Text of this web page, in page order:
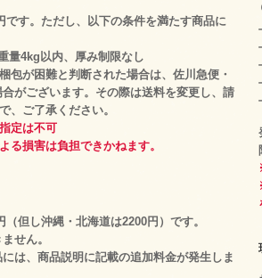
です。ただし、以下の条件を満たす商品に
量4kg以内、厚み制限なし
包が困難と判断された場合は、佐川急便・
がございます。その際は送料を変更し、請
、ご了承ください。
定は不可
る損害は負担できかねます。
但し沖縄・北海道は2200円）です。
せん。
は、商品説明に記載の追加料金が発生しま